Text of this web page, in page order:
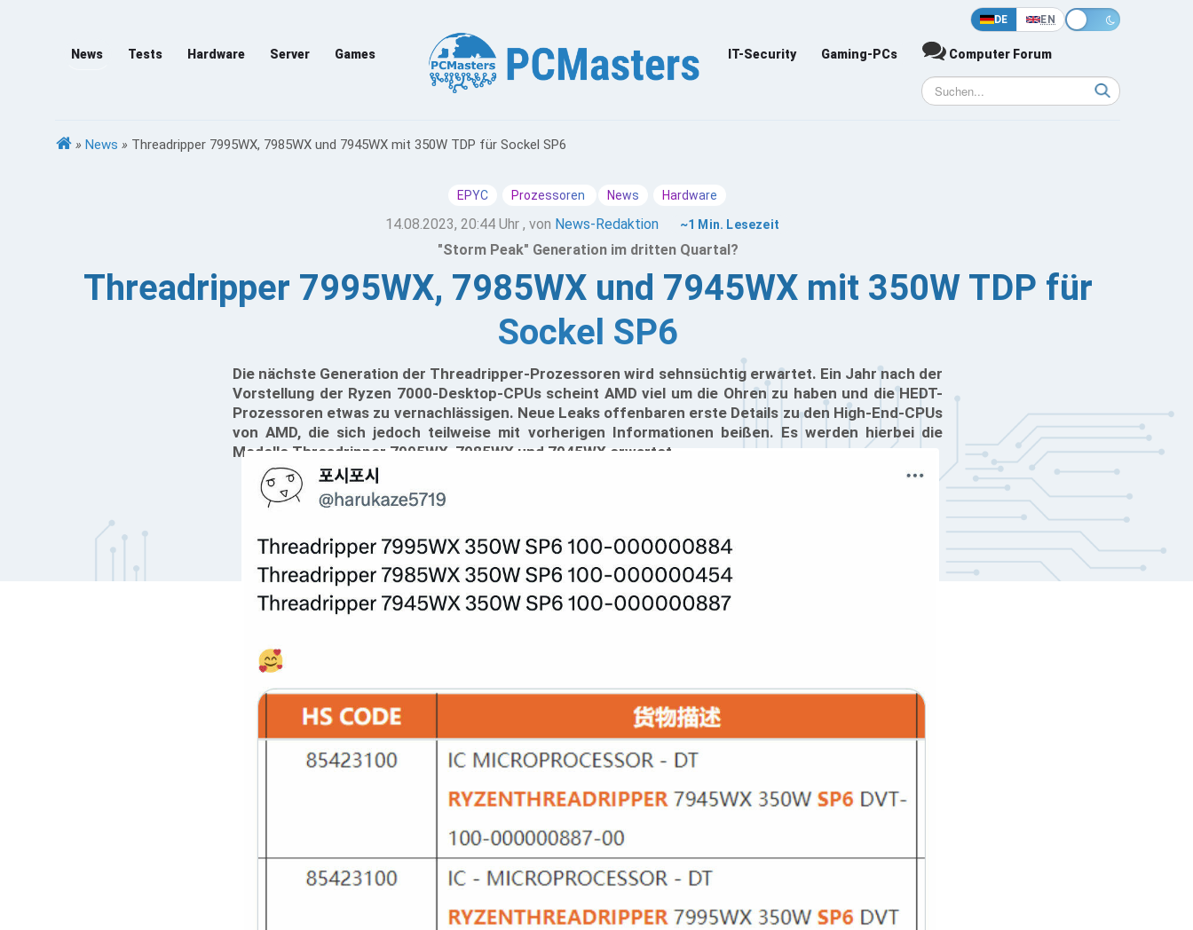
DE EN
News Tests Hardware Server Games IT-Security Gaming-PCs Computer Forum
» News » Threadripper 7995WX, 7985WX und 7945WX mit 350W TDP für Sockel SP6
EPYC Prozessoren News Hardware
14.08.2023, 20:44 Uhr , von News-Redaktion ~1 Min. Lesezeit
"Storm Peak" Generation im dritten Quartal?
Threadripper 7995WX, 7985WX und 7945WX mit 350W TDP für
Sockel SP6
Die nächste Generation der Threadripper-Prozessoren wird sehnsüchtig erwartet. Ein Jahr nach der
Vorstellung der Ryzen 7000-Desktop-CPUs scheint AMD viel um die Ohren zu haben und die HEDT-
Prozessoren etwas zu vernachlässigen. Neue Leaks offenbaren erste Details zu den High-End-CPUs
von AMD, die sich jedoch teilweise mit vorherigen Informationen beißen. Es werden hierbei die
Modelle Threadripper 7995WX, 7985WX und 7945WX erwartet.